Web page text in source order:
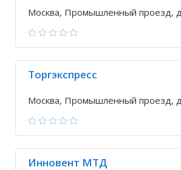
Москва, Промышленный проезд,
Торгэкспресс
Москва, Промышленный проезд,
Инновент МТД